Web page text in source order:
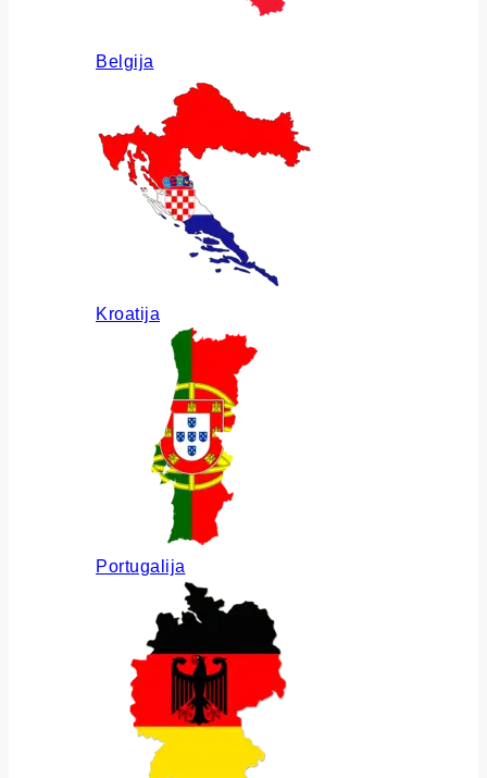
Belgija
Kroatija
Portugalija